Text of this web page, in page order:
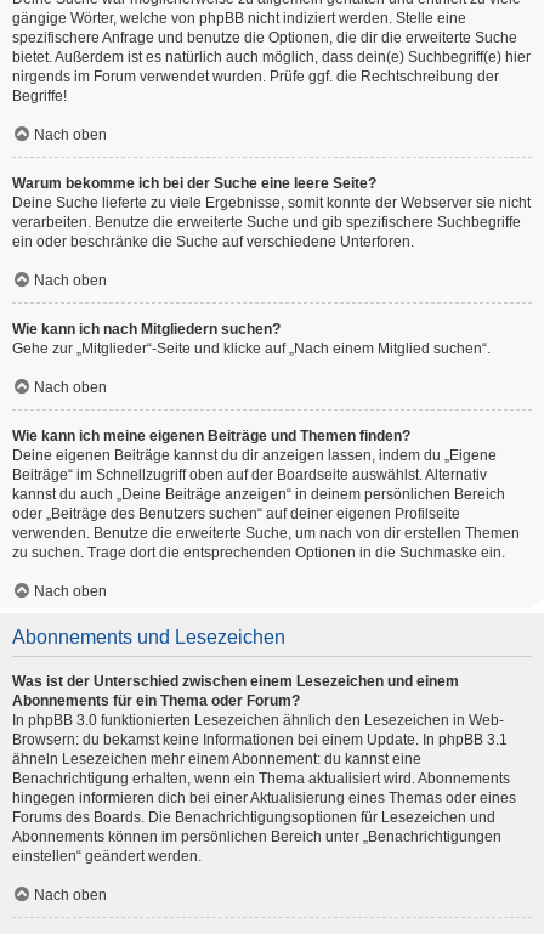
gängige Wörter, welche von phpBB nicht indiziert werden. Stelle eine
spezifischere Anfrage und benutze die Optionen, die dir die erweiterte Suche
bietet. Außerdem ist es natürlich auch möglich, dass dein(e) Suchbegriff(e) hier
nirgends im Forum verwendet wurden. Prüfe ggf. die Rechtschreibung der
Begriffe!
Nach oben
Warum bekomme ich bei der Suche eine leere Seite?
Deine Suche lieferte zu viele Ergebnisse, somit konnte der Webserver sie nicht
verarbeiten. Benutze die erweiterte Suche und gib spezifischere Suchbegriffe
ein oder beschränke die Suche auf verschiedene Unterforen.
Nach oben
Wie kann ich nach Mitgliedern suchen?
Gehe zur „Mitglieder“-Seite und klicke auf „Nach einem Mitglied suchen“.
Nach oben
Wie kann ich meine eigenen Beiträge und Themen finden?
Deine eigenen Beiträge kannst du dir anzeigen lassen, indem du „Eigene
Beiträge“ im Schnellzugriff oben auf der Boardseite auswählst. Alternativ
kannst du auch „Deine Beiträge anzeigen“ in deinem persönlichen Bereich
oder „Beiträge des Benutzers suchen“ auf deiner eigenen Profilseite
verwenden. Benutze die erweiterte Suche, um nach von dir erstellen Themen
zu suchen. Trage dort die entsprechenden Optionen in die Suchmaske ein.
Nach oben
Abonnements und Lesezeichen
Was ist der Unterschied zwischen einem Lesezeichen und einem
Abonnements für ein Thema oder Forum?
In phpBB 3.0 funktionierten Lesezeichen ähnlich den Lesezeichen in Web-
Browsern: du bekamst keine Informationen bei einem Update. In phpBB 3.1
ähneln Lesezeichen mehr einem Abonnement: du kannst eine
Benachrichtigung erhalten, wenn ein Thema aktualisiert wird. Abonnements
hingegen informieren dich bei einer Aktualisierung eines Themas oder eines
Forums des Boards. Die Benachrichtigungsoptionen für Lesezeichen und
Abonnements können im persönlichen Bereich unter „Benachrichtigungen
einstellen“ geändert werden.
Nach oben